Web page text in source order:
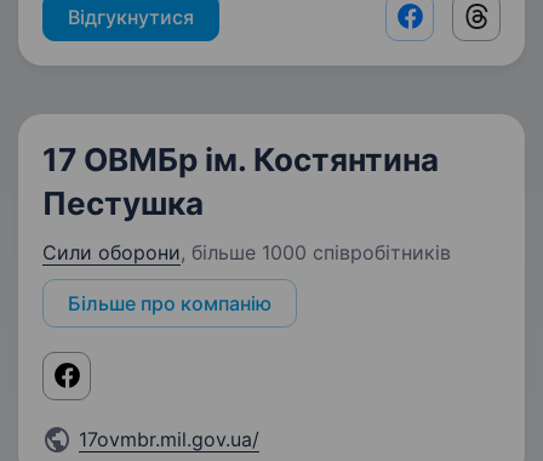
Відгукнутися Facebook
17 ОВМБр ім. Костянтина
Пестушка
Сили оборони, більше 1000 співробітників
Більше про компанію
17ovmbr.mil.gov.ua/